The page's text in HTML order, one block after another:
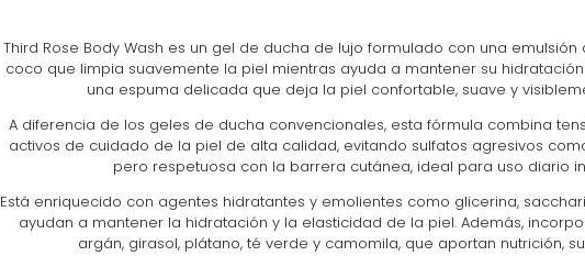
Third Rose Body Wash es un gel de ducha de lujo formulado con una
coco que limpia suavemente la piel mientras ayuda a mantener su
una espuma delicada que deja la piel confortable, suave y
A diferencia de los geles de ducha convencionales, esta fórmula combina
activos de cuidado de la piel de alta calidad, evitando sulfatos agresivos
pero respetuosa con la barrera cutánea, ideal para uso diario
Está enriquecido con agentes hidratantes y emolientes como glicerina,
ayudan a mantener la hidratación y la elasticidad de la piel. Además,
argán, girasol, plátano, té verde y camomila, que aportan nutrición,